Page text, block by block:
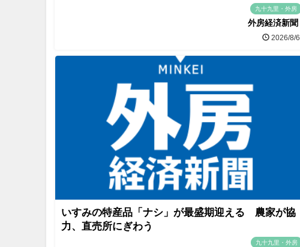
九十九里・外房
外房経済新聞
2026/8/6
いすみの特産品「ナシ」が最盛期迎える 農家が協
力、直売所にぎわう
九十九里・外房